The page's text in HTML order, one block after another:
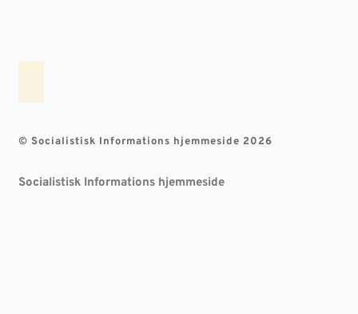
© Socialistisk Informations hjemmeside 2026
Socialistisk Informations hjemmeside